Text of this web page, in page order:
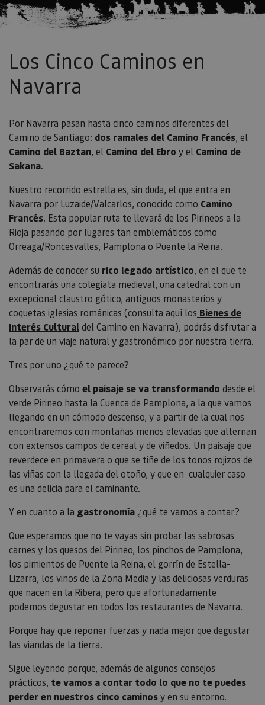
Los Cinco Caminos en
Navarra
Por Navarra pasan hasta cinco caminos diferentes del
Camino de Santiago: dos ramales del Camino Francés, el
Camino del Baztan, el Camino del Ebro y el Camino de
Sakana.
Nuestro recorrido estrella es, sin duda, el que entra en
Navarra por Luzaide/Valcarlos, conocido como Camino
Francés. Esta popular ruta te llevará de los Pirineos a la
Rioja pasando por lugares tan emblemáticos como
Orreaga/Roncesvalles, Pamplona o Puente la Reina.
Además de conocer su rico legado artístico, en el que te
encontrarás una colegiata medieval, una catedral con un
excepcional claustro gótico, antiguos monasterios y
coquetas iglesias románicas (consulta aquí los Bienes de
Interés Culturaldel Camino en Navarra), podrás disfrutar a
la par de un viaje natural y gastronómico por nuestra tierra.
Tres por uno ¿qué te parece?
Observarás cómo el paisaje se va transformando desde el
verde Pirineo hasta la Cuenca de Pamplona, a la que vamos
llegando en un cómodo descenso, y a partir de la cual nos
encontraremos con montañas menos elevadas que alternan
con extensos campos de cereal y de viñedos. Un paisaje que
reverdece en primavera o que se tiñe de los tonos rojizos de
las viñas con la llegada del otoño, y que en cualquier caso
es una delicia para el caminante.
Y en cuanto a la gastronomía ¿qué te vamos a contar?
Que esperamos que no te vayas sin probar las sabrosas
carnes y los quesos del Pirineo, los pinchos de Pamplona,
los pimientos de Puente la Reina, el gorrín de Estella-
Lizarra, los vinos de la Zona Media y las deliciosas verduras
que nacen en la Ribera, pero que afortunadamente
podemos degustar en todos los restaurantes de Navarra.
Porque hay que reponer fuerzas y nada mejor que degustar
las viandas de la tierra.
Sigue leyendo porque, además de algunos consejos
prácticos, te vamos a contar todo lo que no te puedes
perder en nuestros cinco caminosy en su entorno.